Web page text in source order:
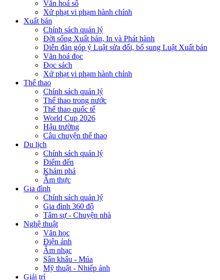
Văn hoá số
Xử phạt vi phạm hành chính
Xuất bản
Chính sách quản lý
Đời sống Xuất bản, In và Phát hành
Diễn đàn góp ý Luật sửa đổi, bổ sung Luật Xuất bản
Văn hoá đọc
Đọc sách
Xử phạt vi phạm hành chính
Thể thao
Chính sách quản lý
Thể thao trong nước
Thể thao quốc tế
World Cup 2026
Hậu trường
Câu chuyện thể thao
Du lịch
Chính sách quản lý
Điểm đến
Khám phá
Ẩm thực
Gia đình
Chính sách quản lý
Gia đình 360 độ
Tâm sự - Chuyện nhà
Nghệ thuật
Văn học
Điện ảnh
Âm nhạc
Sân khấu - Múa
Mỹ thuật - Nhiếp ảnh
Giải trí